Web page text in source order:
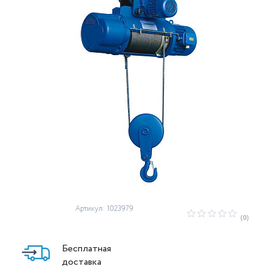
Артикул: 1023979
(0)
Бесплатная
доставка